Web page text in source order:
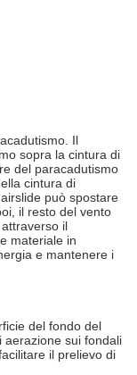
Il
sopra la cintura di
del paracadutismo
cintura di
può spostare
il resto del vento
il
materiale in
e mantenere i
del fondo del
aerazione sui fondali
il prelievo di